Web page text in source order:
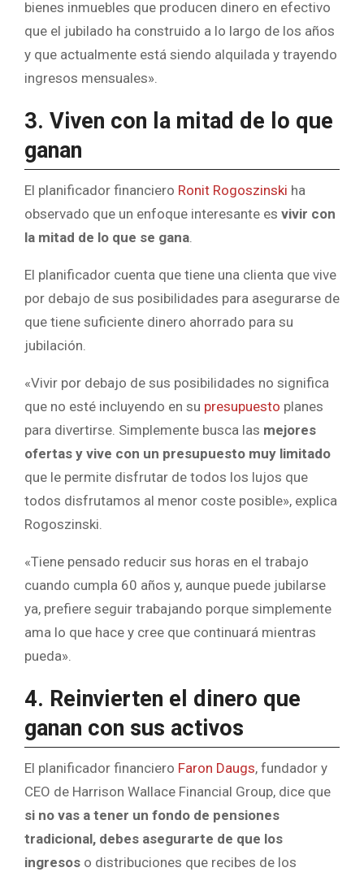
bienes inmuebles que producen dinero en efectivo
que el jubilado ha construido a lo largo de los años
y que actualmente está siendo alquilada y trayendo
ingresos mensuales».
3. Viven con la mitad de lo que
ganan
El planificador financiero Ronit Rogoszinski ha
observado que un enfoque interesante es vivir con
la mitad de lo que se gana.
El planificador cuenta que tiene una clienta que vive
por debajo de sus posibilidades para asegurarse de
que tiene suficiente dinero ahorrado para su
jubilación.
«Vivir por debajo de sus posibilidades no significa
que no esté incluyendo en su presupuesto planes
para divertirse. Simplemente busca las mejores
ofertas y vive con un presupuesto muy limitado
que le permite disfrutar de todos los lujos que
todos disfrutamos al menor coste posible», explica
Rogoszinski.
«Tiene pensado reducir sus horas en el trabajo
cuando cumpla 60 años y, aunque puede jubilarse
ya, prefiere seguir trabajando porque simplemente
ama lo que hace y cree que continuará mientras
pueda».
4. Reinvierten el dinero que
ganan con sus activos
El planificador financiero Faron Daugs, fundador y
CEO de Harrison Wallace Financial Group, dice que
si no vas a tener un fondo de pensiones
tradicional, debes asegurarte de que los
ingresos o distribuciones que recibes de los